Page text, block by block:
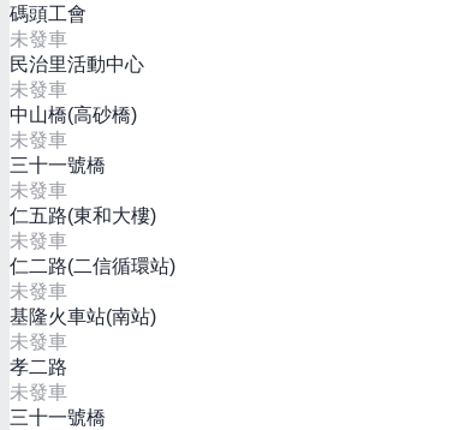
碼頭工會
未發車
民治里活動中心
未發車
中山橋(高砂橋)
未發車
三十一號橋
未發車
仁五路(東和大樓)
未發車
仁二路(二信循環站)
未發車
基隆火車站(南站)
未發車
孝二路
未發車
三十一號橋